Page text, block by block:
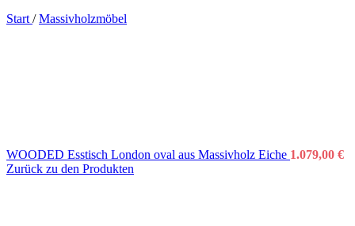
Start / Massivholzmöbel
WOODED Esstisch London oval aus Massivholz Eiche 1.079,00 €
Zurück zu den Produkten